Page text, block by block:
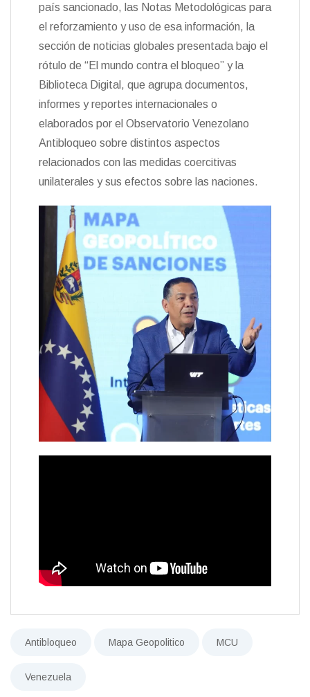
país sancionado, las Notas Metodológicas para
el reforzamiento y uso de esa información, la
sección de noticias globales presentada bajo el
rótulo de “El mundo contra el bloqueo” y la
Biblioteca Digital, que agrupa documentos,
informes y reportes internacionales o
elaborados por el Observatorio Venezolano
Antibloqueo sobre distintos aspectos
relacionados con las medidas coercitivas
unilaterales y sus efectos sobre las naciones.
Antibloqueo Mapa Geopolitico MCU
Venezuela